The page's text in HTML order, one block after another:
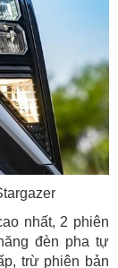
nhất, 2 phiên
đèn pha tự
trừ phiên bản